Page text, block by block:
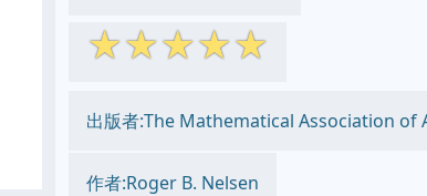
☆☆☆☆☆
出版者:The Mathematical Association of
作者:Roger B. Nelsen